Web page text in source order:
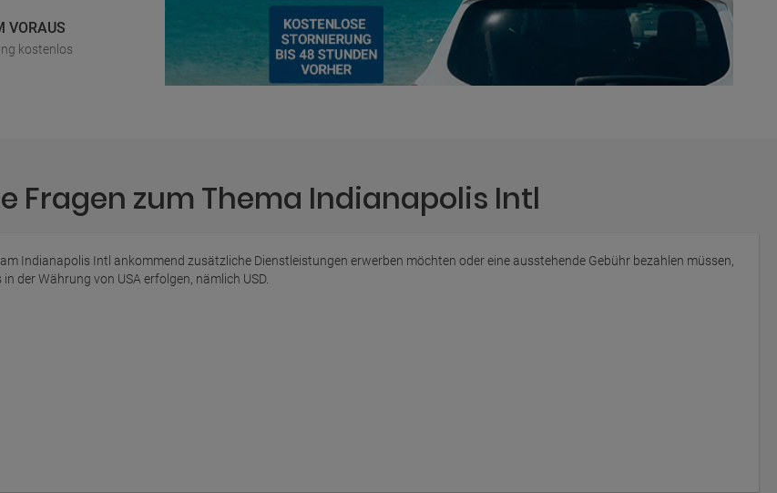
VORAUS
kostenlos
Fragen zum Thema Indianapolis Intl
Indianapolis Intl ankommend zusätzliche Dienstleistungen erwerben möchten oder eine ausstehende Gebühr bezahlen müssen,
in der Währung von USA erfolgen, nämlich USD.